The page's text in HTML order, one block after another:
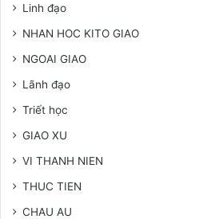
Linh đạo
NHAN HOC KITO GIAO
NGOAI GIAO
Lãnh đạo
Triết học
GIAO XU
VI THANH NIEN
THUC TIEN
CHAU AU